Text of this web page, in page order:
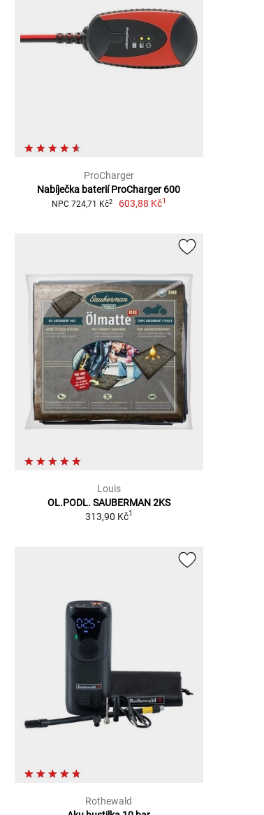
ProCharger
Nabíječka baterií ProCharger 600
NPC 724,71 Kč2 603,88 Kč1
Louis
OL.PODL. SAUBERMAN 2KS
313,90 Kč1
Rothewald